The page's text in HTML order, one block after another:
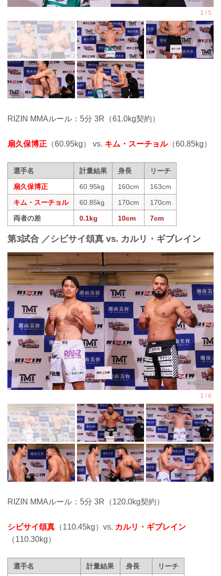
RIZIN MMAルール：5分 3R（61.0kg契約）
扇久保博正 （60.95kg） vs. キム・スーチョル（60.85kg）
選手名 計量結果 身長
リーチ
扇久保博正
60.95kg 160cm
163cm
キム・スーチョル
60.85kg 170cm
170cm
両者の差
0.1kg 10cm 7cm
第3試合 ／シビサイ頌真 vs. カルリ・ギブレイン
RIZIN MMAルール：5分 3R（120.0kg契約）
シビサイ頌真 （110.45kg）vs. カルリ・ギブレイン
（110.30kg）
選手名 計量結果 身長 リーチ